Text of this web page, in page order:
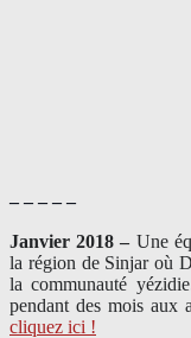
– – – – –
Janvier 2018 – Une
la région de Sinjar où
la communauté
pendant des mois aux
cliquez ici !